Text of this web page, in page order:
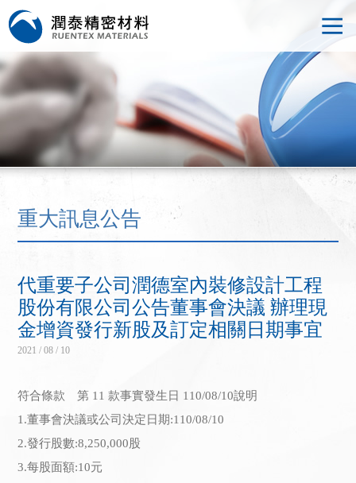
重大訊息公告
代重要子公司潤德室內裝修設計工程
股份有限公司公告董事會決議 辦理現
金增資發行新股及訂定相關日期事宜
2021 / 08 / 10
符合條款 第 11 款事實發生日 110/08/10說明
1.董事會決議或公司決定日期:110/08/10
2.發行股數:8,250,000股
3.每股面額:10元